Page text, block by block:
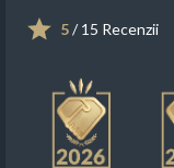
5/ 15 Recenzii